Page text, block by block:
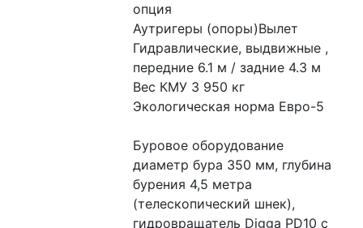
опция
Аутригеры (опоры)Вылет
Гидравлические, выдвижные ,
передние 6.1 м / задние 4.3 м
Вес КМУ 3 950 кг
Экологическая норма Евро-5
Буровое оборудование
диаметр бура 350 мм, глубина
бурения 4,5 метра
(телескопический шнек),
гидровращатель Digga PD10 с